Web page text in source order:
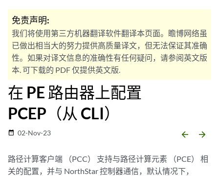
免责声明:
我们将使用第三方机器翻译软件翻译本页面。瞻博网络虽
已做出相当大的努力提供高质量译文，但无法保证其准确
性。如果对译文信息的准确性有任何疑问，请参阅英文版
本. 可下载的 PDF 仅提供英文版.
在 PE 路由器上配置
PCEP（从 CLI）
date_range 02-Nov-23 arrow_backward arrow_forward
路径计算客户端 （PCC） 支持与路径计算元素 （PCE） 相
关的配置，并与 NorthStar 控制器通信，默认情况下，